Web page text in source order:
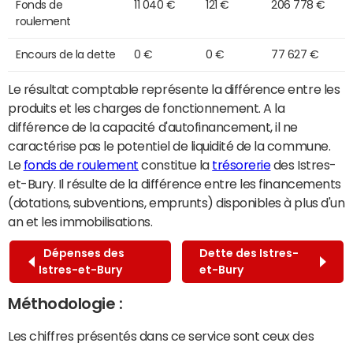
Fonds de
roulement
11 040 € 121 € 206 778 €
Encours de la dette 0 € 0 € 77 627 €
Le résultat comptable représente la différence entre les
produits et les charges de fonctionnement. A la
différence de la capacité d'autofinancement, il ne
caractérise pas le potentiel de liquidité de la commune.
Le fonds de roulement constitue la trésoreriedes Istres-
et-Bury. Il résulte de la différence entre les financements
(dotations, subventions, emprunts) disponibles à plus d'un
an et les immobilisations.
Dépenses des
Istres-et-Bury
Dette des Istres-
et-Bury
Méthodologie :
Les chiffres présentés dans ce service sont ceux des